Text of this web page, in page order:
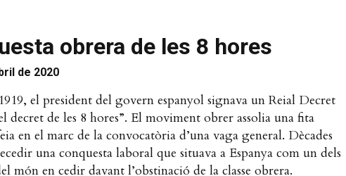
obrera de les 8 hores
de 2020
el president del govern espanyol signava un Reial Decret
decret de les 8 hores”. El moviment obrer assolia una fita
en el marc de la convocatòria d’una vaga general. Dècades
una conquesta laboral que situava a Espanya com un dels
món en cedir davant l’obstinació de la classe obrera.